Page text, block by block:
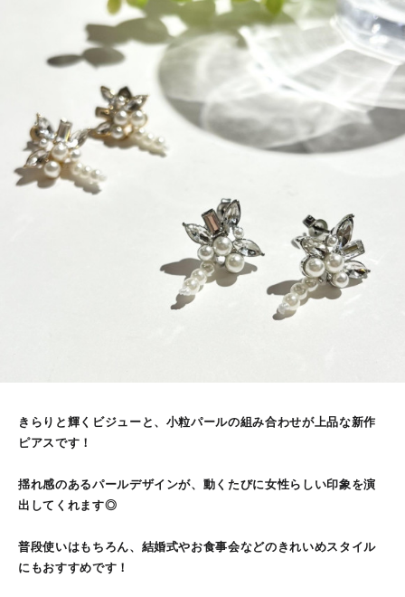
きらりと輝くビジューと、小粒パールの組み合わせが上品な新作
ピアスです！
揺れ感のあるパールデザインが、動くたびに女性らしい印象を演
出してくれます◎
普段使いはもちろん、結婚式やお食事会などのきれいめスタイル
にもおすすめです！